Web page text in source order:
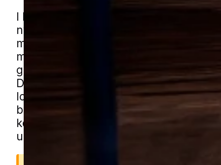
I Lemvig er der både ældre
nyere parcelhusområder og rolige
med haver og småbygninger. Det
mulige skjulesteder som carporte,
garager og små grønne strøg tæt på
Du kan få musehjælp i Lemvig
lokale partnere. Udfyld blot
bliver du forbundet med en specialist
kendskab til området og de mest
udfordringer.